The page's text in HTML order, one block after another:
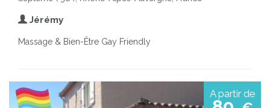
Jérémy
Massage & Bien-Être Gay Friendly
A partir de